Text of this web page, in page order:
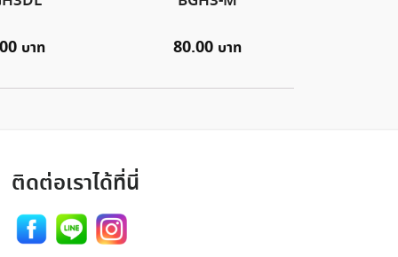
80.00
ติดต่อเราได้ที่นี่